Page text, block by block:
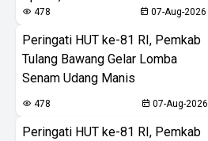
478 07-Aug-2026
Peringati HUT ke-81 RI, Pemkab
Tulang Bawang Gelar Lomba
Senam Udang Manis
478 07-Aug-2026
Peringati HUT ke-81 RI, Pemkab